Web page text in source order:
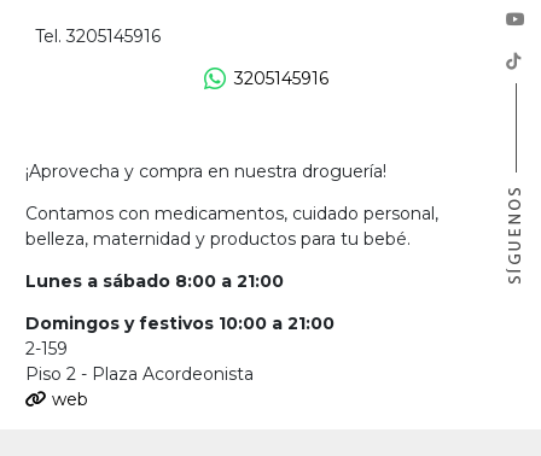
¡Aprovecha y compra en nuestra droguería!
Contamos con medicamentos, cuidado personal,
belleza, maternidad y productos para tu bebé.
Lunes a sábado 8:00 a 21:00
Domingos y festivos 10:00 a 21:00
2-159
Piso 2 - Plaza Acordeonista
web
Tel. 3205145916
3205145916